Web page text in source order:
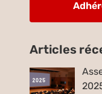
Articles